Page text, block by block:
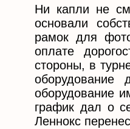
Ни капли не
основали
рамок для
оплате
стороны, в
оборудование
оборудование
график дал о
Леннокс